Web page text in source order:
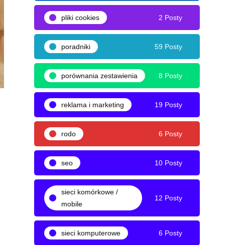
pliki cookies 2 Posty
poradniki 59 Posty
porównania zestawienia 8 Posty
reklama i marketing 19 Posty
rodo 6 Posty
seo 10 Posty
sieci komórkowe /
mobile
12 Posty
sieci komputerowe 6 Posty